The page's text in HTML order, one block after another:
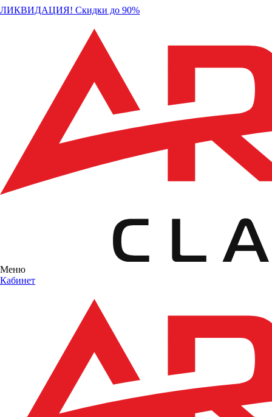
ЛИКВИДАЦИЯ! Скидки до 90%
Меню
Кабинет